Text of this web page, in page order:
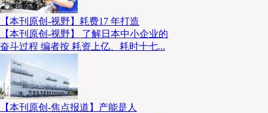
【本刊原创-视野】耗费17 年打造
【本刊原创-视野】 了解日本中小企业的
奋斗过程 编者按 耗资上亿、耗时十七...
【本刊原创-焦点报道】产能是人